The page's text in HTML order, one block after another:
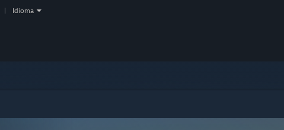
Idioma